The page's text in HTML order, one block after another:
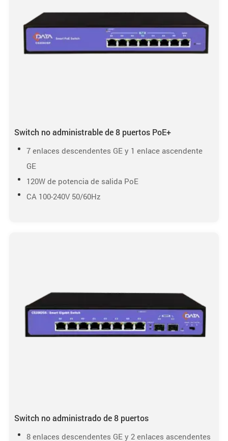
Switch no administrable de 8 puertos PoE+
7 enlaces descendentes GE y 1 enlace ascendente
GE
120W de potencia de salida PoE
CA 100-240V 50/60Hz
Switch no administrado de 8 puertos
8 enlaces descendentes GE y 2 enlaces ascendentes